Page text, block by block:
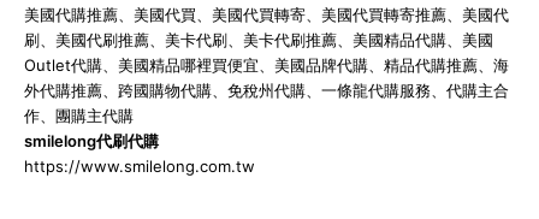
美國代購推薦、美國代買、美國代買轉寄、美國代買轉寄推薦、美國代
刷、美國代刷推薦、美卡代刷、美卡代刷推薦、美國精品代購、美國
Outlet代購、美國精品哪裡買便宜、美國品牌代購、精品代購推薦、海
外代購推薦、跨國購物代購、免稅州代購、一條龍代購服務、代購主合
作、團購主代購
smilelong代刷代購
https://www.smilelong.com.tw